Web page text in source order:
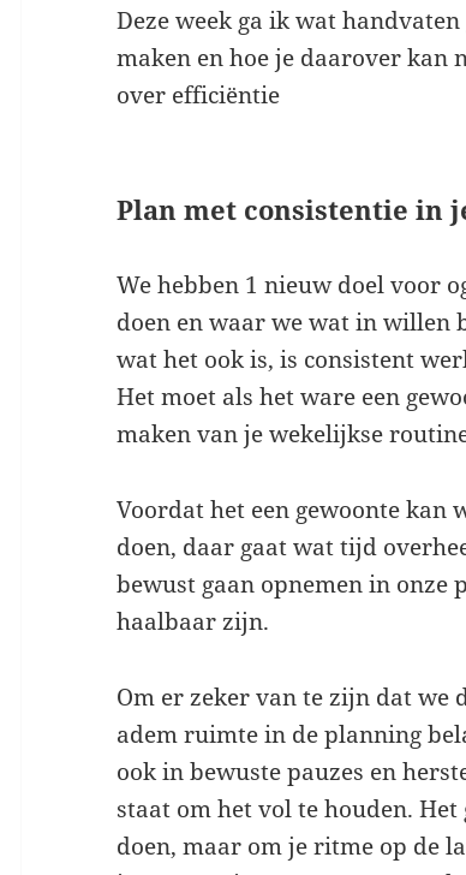
Deze week ga ik wat
maken en hoe je daarover kan
over efficiëntie
Plan met consistentie in
We hebben 1 nieuw doel voor
doen en waar we wat in willen
wat het ook is, is consistent
Het moet als het ware een
maken van je wekelijkse
Voordat het een gewoonte kan
doen, daar gaat wat tijd
bewust gaan opnemen in onze
haalbaar zijn.
Om er zeker van te zijn dat
adem ruimte in de planning
ook in bewuste pauzes en
staat om het vol te houden.
doen, maar om je ritme op de